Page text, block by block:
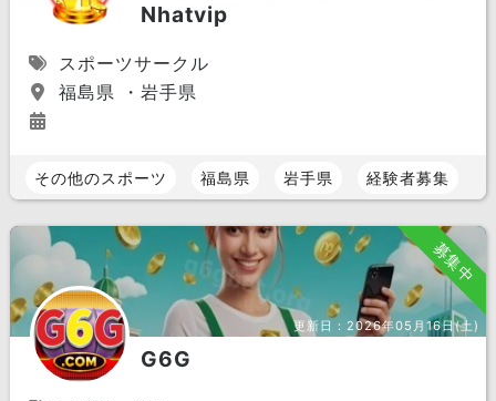
Nhatvip
スポーツサークル
福島県 ・岩手県
その他のスポーツ 福島県 岩手県 経験者募集
募集中
更新日：2026年05月16日(土)
G6G